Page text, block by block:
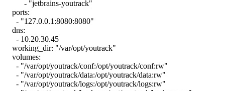
- "jetbrains-youtrack"
ports:
- "127.0.0.1:8080:8080"
dns:
- 10.20.30.45
working_dir: "/var/opt/youtrack"
volumes:
- "/var/opt/youtrack/conf:/opt/youtrack/conf:rw"
- "/var/opt/youtrack/data:/opt/youtrack/data:rw"
- "/var/opt/youtrack/logs:/opt/youtrack/logs:rw"